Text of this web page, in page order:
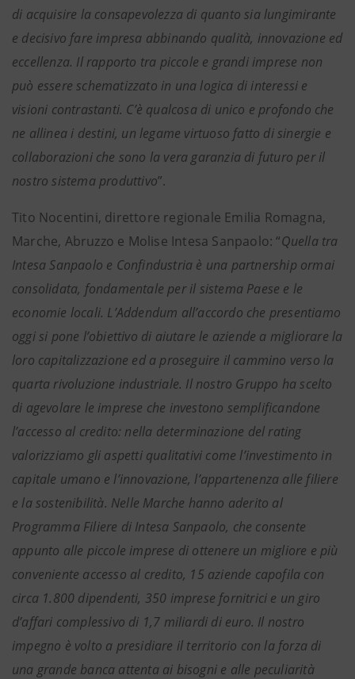
di acquisire la consapevolezza di quanto sia lungimirante
e decisivo fare impresa abbinando qualità, innovazione ed
eccellenza. Il rapporto tra piccole e grandi imprese non
può essere schematizzato in una logica di interessi e
visioni contrastanti. C’è qualcosa di unico e profondo che
ne allinea i destini, un legame virtuoso fatto di sinergie e
collaborazioni che sono la vera garanzia di futuro per il
nostro sistema produttivo”.
Tito Nocentini, direttore regionale Emilia Romagna,
Marche, Abruzzo e Molise Intesa Sanpaolo: “Quella tra
Intesa Sanpaolo e Confindustria è una partnership ormai
consolidata, fondamentale per il sistema Paese e le
economie locali. L’Addendum all’accordo che presentiamo
oggi si pone l’obiettivo di aiutare le aziende a migliorare la
loro capitalizzazione ed a proseguire il cammino verso la
quarta rivoluzione industriale. Il nostro Gruppo ha scelto
di agevolare le imprese che investono semplificandone
l’accesso al credito: nella determinazione del rating
valorizziamo gli aspetti qualitativi come l’investimento in
capitale umano e l’innovazione, l’appartenenza alle filiere
e la sostenibilità. Nelle Marche hanno aderito al
Programma Filiere di Intesa Sanpaolo, che consente
appunto alle piccole imprese di ottenere un migliore e più
conveniente accesso al credito, 15 aziende capofila con
circa 1.800 dipendenti, 350 imprese fornitrici e un giro
d’affari complessivo di 1,7 miliardi di euro. Il nostro
impegno è volto a presidiare il territorio con la forza di
una grande banca attenta ai bisogni e alle peculiarità